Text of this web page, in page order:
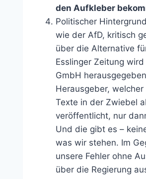
den Aufkleber
Politischer
wie der AfD, kritisch
über die Alternative
Esslinger Zeitung
GmbH
Herausgeber,
Texte in der Zwiebel
veröffentlicht, nur
Und die gibt es –
was wir stehen. Im
unsere Fehler ohne
über die Regierung